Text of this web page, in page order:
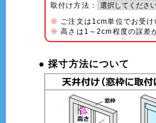
取付け方法：
※
ご注文は1cm単位でお受け
※ 高さは1～2cm程度の誤差
● 採寸方法について